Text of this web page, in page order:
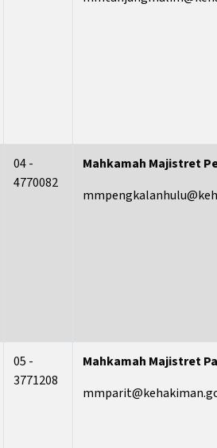
04 -
4770082
Mahkamah Majistret
05 -
3771208
Mahkamah Majistret